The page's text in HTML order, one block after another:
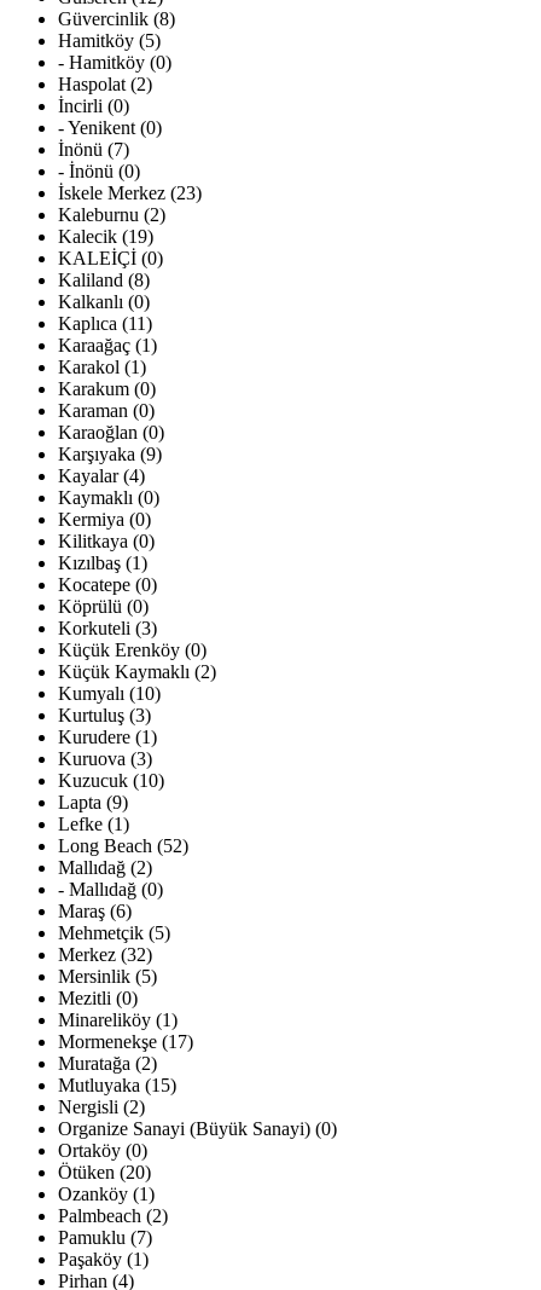
Güvercinlik (8)
Hamitköy (5)
- Hamitköy (0)
Haspolat (2)
İncirli (0)
- Yenikent (0)
İnönü (7)
- İnönü (0)
İskele Merkez (23)
Kaleburnu (2)
Kalecik (19)
KALEİÇİ (0)
Kaliland (8)
Kalkanlı (0)
Kaplıca (11)
Karaağaç (1)
Karakol (1)
Karakum (0)
Karaman (0)
Karaoğlan (0)
Karşıyaka (9)
Kayalar (4)
Kaymaklı (0)
Kermiya (0)
Kilitkaya (0)
Kızılbaş (1)
Kocatepe (0)
Köprülü (0)
Korkuteli (3)
Küçük Erenköy (0)
Küçük Kaymaklı (2)
Kumyalı (10)
Kurtuluş (3)
Kurudere (1)
Kuruova (3)
Kuzucuk (10)
Lapta (9)
Lefke (1)
Long Beach (52)
Mallıdağ (2)
- Mallıdağ (0)
Maraş (6)
Mehmetçik (5)
Merkez (32)
Mersinlik (5)
Mezitli (0)
Minareliköy (1)
Mormenekşe (17)
Muratağa (2)
Mutluyaka (15)
Nergisli (2)
Organize Sanayi (Büyük Sanayi) (0)
Ortaköy (0)
Ötüken (20)
Ozanköy (1)
Palmbeach (2)
Pamuklu (7)
Paşaköy (1)
Pirhan (4)